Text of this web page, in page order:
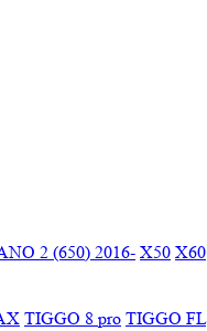
2 (650) 2016- X50 X60
TIGGO 8 pro TIGGO FL